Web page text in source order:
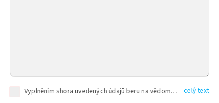
Vyplněním shora uvedených údajů beru na vědomí, že společnost TEXT FACTORY s.r.o., sídlem Brno, Durďákova 336/29, Černá Pole, PSČ: 613 00, IČ: 06157831, zapsané u Krajského soudu v Brně, oddíl C, vložka 100399, bude zpracovávat mé osobní údaje uvedené v rámci mnou vyplněného registračního formuláře na základě oprávněných zájmů TEXT FACTORY s.r.o. dle čl. 6 odst. 1 písm. f) GDPR a pro splnění právních povinností (čl. 6 odst. 1 písm. c) GDPR), a to pro tyto účely: nezbytnost zajistit oprávnění návštěvníka webových stránek provozovaných společností TEXT FACTORY s.r.o. přispívat aktivně ke zveřejněným článkům nebo v rámci diskusních fór a výkon práv TEXT FACTORY s.r.o. jako administrátora těchto diskusních fór. Více informací o zpracování osobních údajů a právech lze nalézt v celý text